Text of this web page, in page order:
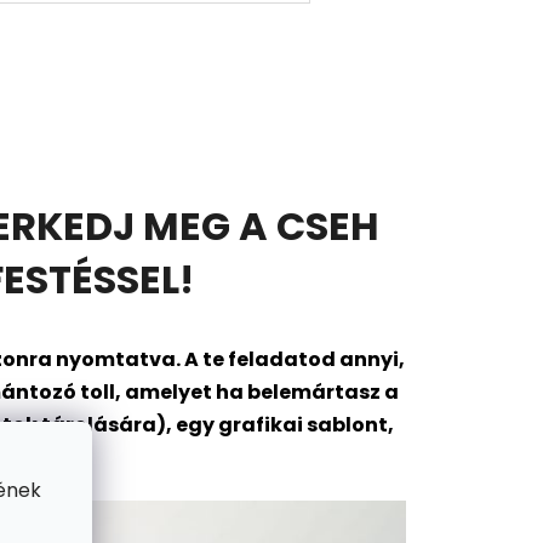
MEG A CSEH
nyomtatva. A te feladatod annyi,
toll, amelyet ha belemártasz a
tárolására), egy grafikai sablont,